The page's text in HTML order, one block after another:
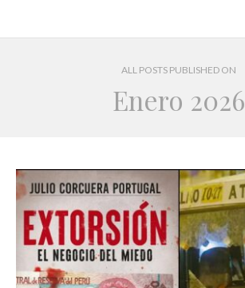
ALL POSTS PUBLISHED ON
Enero 2026